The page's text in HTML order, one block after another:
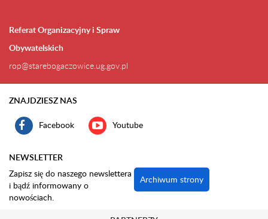
Referat Organizacyjny i Spraw
Obywatelskich
rop@starebogaczowice.ug.gov.pl
ZNAJDZIESZ NAS
Facebook Youtube
NEWSLETTER
Zapisz się do naszego newslettera
i bądź informowany o
nowościach.
Archiwum strony